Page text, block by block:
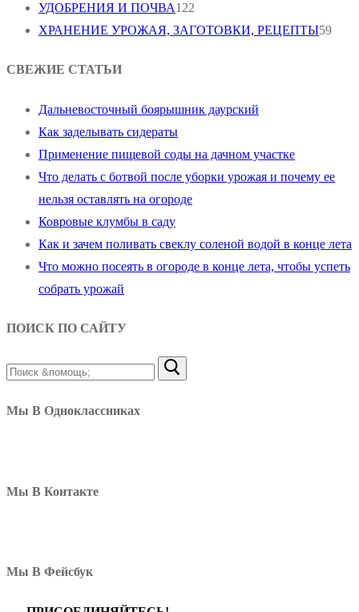
УДОБРЕНИЯ И ПОЧВА122
ХРАНЕНИЕ УРОЖАЯ, ЗАГОТОВКИ, РЕЦЕПТЫ59
СВЕЖИЕ СТАТЬИ
Дальневосточный боярышник даурский
Как заделывать сидераты
Применение пищевой соды на дачном участке
Что делать с ботвой после уборки урожая и почему ее
нельзя оставлять на огороде
Ковровые клумбы в саду
Как и зачем поливать свеклу соленой водой в конце лета
Что можно посеять в огороде в конце лета, чтобы успеть
собрать урожай
ПОИСК ПО САЙТУ
Найти:
Мы В Одноклассниках
Мы В Контакте
Мы В Фейсбук